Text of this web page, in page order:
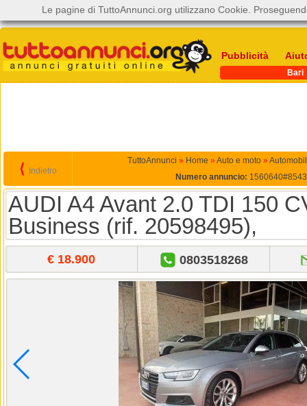
Pubblicità
Bari
⟨ Indietro
TuttoAnnunci » Home » Auto e moto »
Numero annuncio:
AUDI A4 Avant 2.0 TDI 150
Business (rif. 20598495),
€ 18.900 0803518268
Le pagine di TuttoAnnunci.org utilizzano Cookie.